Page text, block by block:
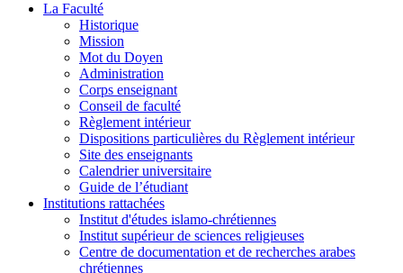
La Faculté
Historique
Mission
Mot du Doyen
Administration
Corps enseignant
Conseil de faculté
Règlement intérieur
Dispositions particulières du Règlement intérieur
Site des enseignants
Calendrier universitaire
Guide de l’étudiant
Institutions rattachées
Institut d'études islamo-chrétiennes
Institut supérieur de sciences religieuses
Centre de documentation et de recherches arabes
chrétiennes